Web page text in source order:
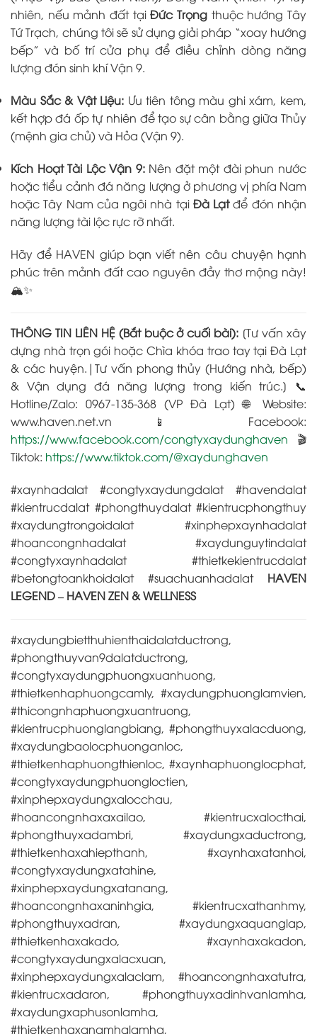
nhiên, nếu mảnh đất tạiĐức Trọng thuộc hướng Tây
Tứ Trạch, chúng tôi sẽ sử dụng giải pháp “xoay hướng
bếp” và bố trí cửa phụ để điều chỉnh dòng năng
lượng đón sinh khí Vận 9.
Màu Sắc & Vật Liệu: Ưu tiên tông màu ghi xám, kem,
kết hợp đá ốp tự nhiên để tạo sự cân bằng giữa Thủy
(mệnh gia chủ) và Hỏa (Vận 9).
Kích Hoạt Tài Lộc Vận 9:Nên đặt một đài phun nước
hoặc tiểu cảnh đá năng lượng ở phương vị phía Nam
hoặc Tây Nam của ngôi nhà tại Đà Lạtđể đón nhận
năng lượng tài lộc rực rỡ nhất.
Hãy để HAVEN giúp bạn viết nên câu chuyện hạnh
phúc trên mảnh đất cao nguyên đầy thơ mộng này!
🏔️✨
THÔNG TIN LIÊN HỆ (Bắt buộc ở cuối bài): [Tư vấn xây
dựng nhà trọn gói hoặc Chìa khóa trao tay tại Đà Lạt
& các huyện.|Tư vấn phong thủy (Hướng nhà, bếp)
& Vận dụng đá năng lượng trong kiến trúc.] 📞
Hotline/Zalo: 0967-135-368 (VP Đà Lạt) 🌐 Website:
www.haven.net.vn 📱 Facebook:
https://www.facebook.com/congtyxaydunghaven 🎬
Tiktok: https://www.tiktok.com/@xaydunghaven
#xaynhadalat #congtyxaydungdalat #havendalat
#kientrucdalat #phongthuydalat #kientrucphongthuy
#xaydungtrongoidalat #xinphepxaynhadalat
#hoancongnhadalat #xaydunguytindalat
#congtyxaynhadalat #thietkekientrucdalat
#betongtoankhoidalat #suachuanhadalat HAVEN
LEGEND – HAVEN ZEN & WELLNESS
#xaydungbietthuhienthaidalatductrong,
#phongthuyvan9dalatductrong,
#congtyxaydungphuongxuanhuong,
#thietkenhaphuongcamly, #xaydungphuonglamvien,
#thicongnhaphuongxuantruong,
#kientrucphuonglangbiang, #phongthuyxalacduong,
#xaydungbaolocphuonganloc,
#thietkenhaphuongthienloc, #xaynhaphuonglocphat,
#congtyxaydungphuongloctien,
#xinphepxaydungxalocchau,
#hoancongnhaxaxailao, #kientrucxalocthai,
#phongthuyxadambri, #xaydungxaductrong,
#thietkenhaxahiepthanh, #xaynhaxatanhoi,
#congtyxaydungxatahine,
#xinphepxaydungxatanang,
#hoancongnhaxaninhgia, #kientrucxathanhmy,
#phongthuyxadran, #xaydungxaquanglap,
#thietkenhaxakado, #xaynhaxakadon,
#congtyxaydungxalacxuan,
#xinphepxaydungxalaclam, #hoancongnhaxatutra,
#kientrucxadaron, #phongthuyxadinhvanlamha,
#xaydungxaphusonlamha,
#thietkenhaxanamhalamha,